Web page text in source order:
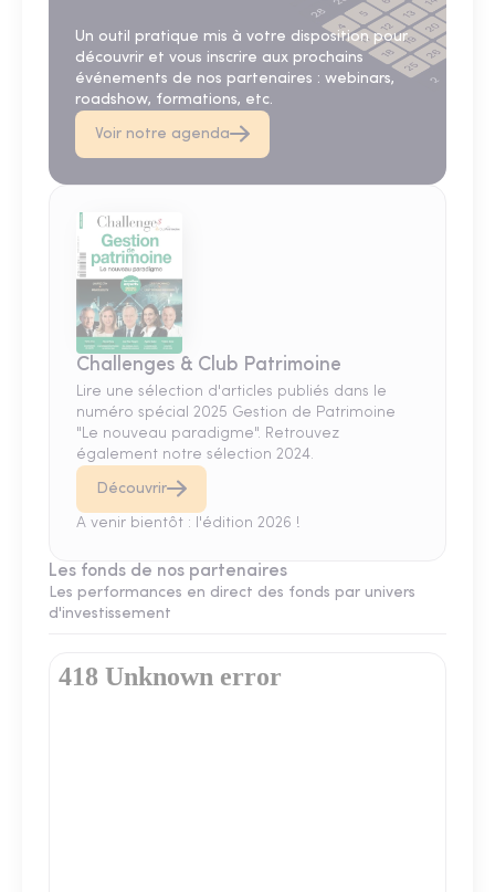
Un outil pratique mis à votre disposition pour
découvrir et vous inscrire aux prochains
événements de nos partenaires : webinars,
roadshow, formations, etc.
Voir notre agenda
Challenges & Club Patrimoine
Lire une sélection d'articles publiés dans le
numéro spécial 2025 Gestion de Patrimoine
"Le nouveau paradigme". Retrouvez
également notre sélection 2024.
Découvrir
A venir bientôt : l'édition 2026 !
Les fonds de nos partenaires
Les performances en direct des fonds par univers
d'investissement